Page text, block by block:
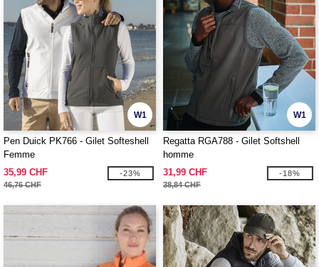
W1
Pen Duick PK766 - Gilet Softeshell
Femme
35,99 CHF
46,76 CHF
-23%
W1
Regatta RGA788 - Gilet Softshell
homme
31,99 CHF
38,84 CHF
-18%